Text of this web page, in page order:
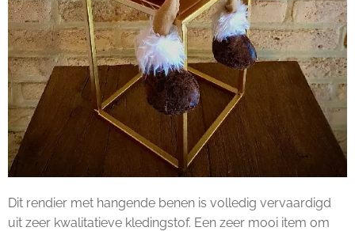
Dit rendier met hangende benen is volledig vervaardigd
uit zeer kwalitatieve kledingstof. Een zeer mooi item om